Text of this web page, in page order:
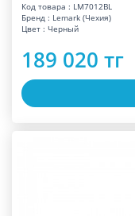
Код товара : LM7012BL
Бренд : Lemark (Чехия)
Цвет : Черный
189 020 тг